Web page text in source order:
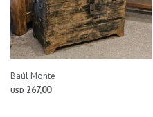
Baúl Monte
USD 267,00